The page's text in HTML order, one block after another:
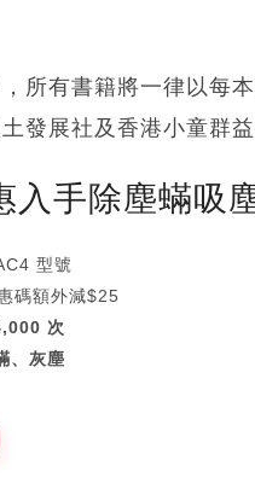
，所有書籍將一律以每
發展社及香港小童群益
入手除塵蟎吸
型號
碼額外減$25
次
、灰塵